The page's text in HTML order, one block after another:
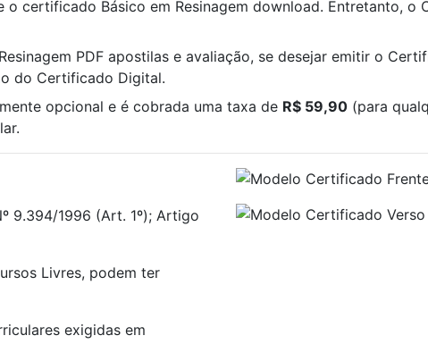
certificado Básico em Resinagem download. Entretanto, o
PDF apostilas e avaliação, se desejar emitir o
do Certificado Digital.
opcional e é cobrada uma taxa de R$ 59,90 (para
9.394/1996 (Art. 1º); Artigo
Livres, podem ter
exigidas em